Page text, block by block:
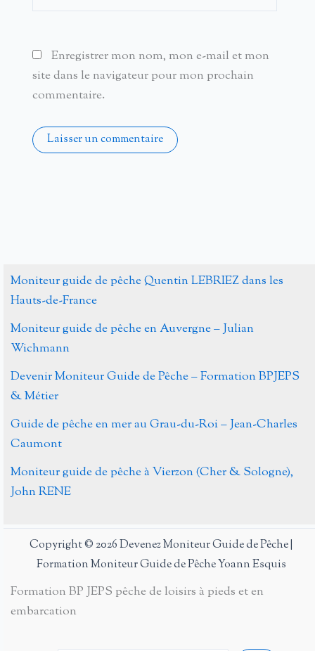
Enregistrer mon nom, mon e-mail et mon
site dans le navigateur pour mon prochain
commentaire.
Moniteur guide de pêche Quentin LEBRIEZ dans les
Hauts-de-France
Moniteur guide de pêche en Auvergne – Julian
Wichmann
Devenir Moniteur Guide de Pêche – Formation BPJEPS
& Métier
Guide de pêche en mer au Grau-du-Roi – Jean-Charles
Caumont
Moniteur guide de pêche à Vierzon (Cher & Sologne),
John RENE
Copyright © 2026 Devenez Moniteur Guide de Pêche |
Formation Moniteur Guide de Pêche Yoann Esquis
Formation BP JEPS pêche de loisirs à pieds et en
embarcation